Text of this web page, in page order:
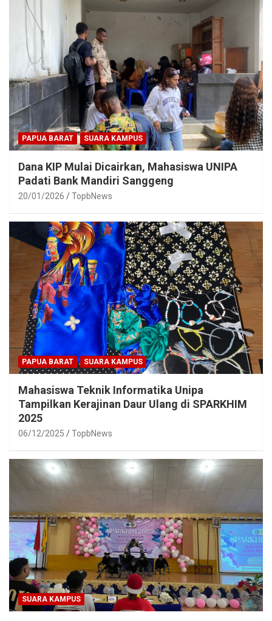
PAPUA BARAT SUARA KAMPUS
Dana KIP Mulai Dicairkan, Mahasiswa UNIPA
Padati Bank Mandiri Sanggeng
20/01/2026 TopbNews
PAPUA BARAT SUARA KAMPUS
Mahasiswa Teknik Informatika Unipa
Tampilkan Kerajinan Daur Ulang di SPARKHIM
2025
06/12/2025 TopbNews
SUARA KAMPUS